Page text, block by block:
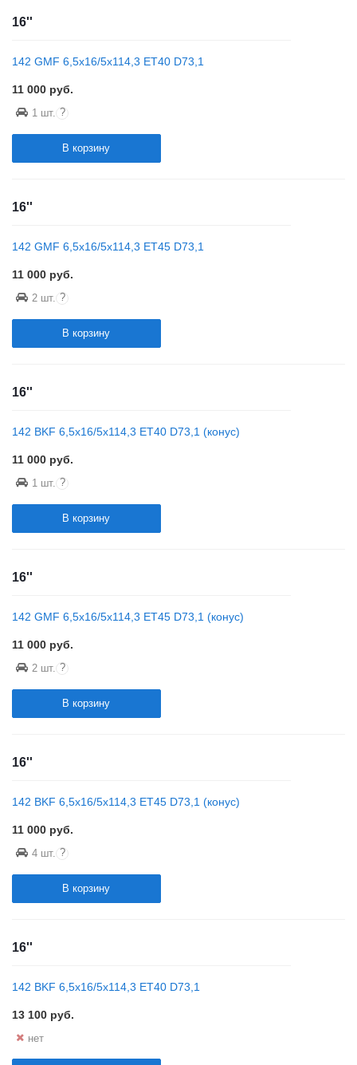
16''
142 GMF 6,5x16/5x114,3 ET40 D73,1
11 000 руб.
1 шт. ?
В корзину
16''
142 GMF 6,5x16/5x114,3 ET45 D73,1
11 000 руб.
2 шт. ?
В корзину
16''
142 BKF 6,5x16/5x114,3 ET40 D73,1 (конус)
11 000 руб.
1 шт. ?
В корзину
16''
142 GMF 6,5x16/5x114,3 ET45 D73,1 (конус)
11 000 руб.
2 шт. ?
В корзину
16''
142 BKF 6,5x16/5x114,3 ET45 D73,1 (конус)
11 000 руб.
4 шт. ?
В корзину
16''
142 BKF 6,5x16/5x114,3 ET40 D73,1
13 100 руб.
нет